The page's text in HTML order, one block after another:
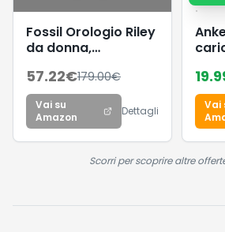
Fossil Orologio Riley
da donna,
quarzo
multifunzione,
cassa in acciaio
inossidabile nera da
38 mm con
bracciale in acciaio
57.22€179.00€
Vai su
Amazon
Dettagli
Vai
Scorri per scoprire altre